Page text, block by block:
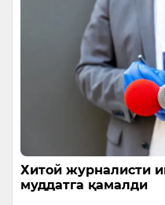
Хитой журналисти
муддатга қамалди